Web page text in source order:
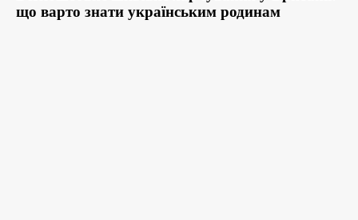
що варто знати українським родинам